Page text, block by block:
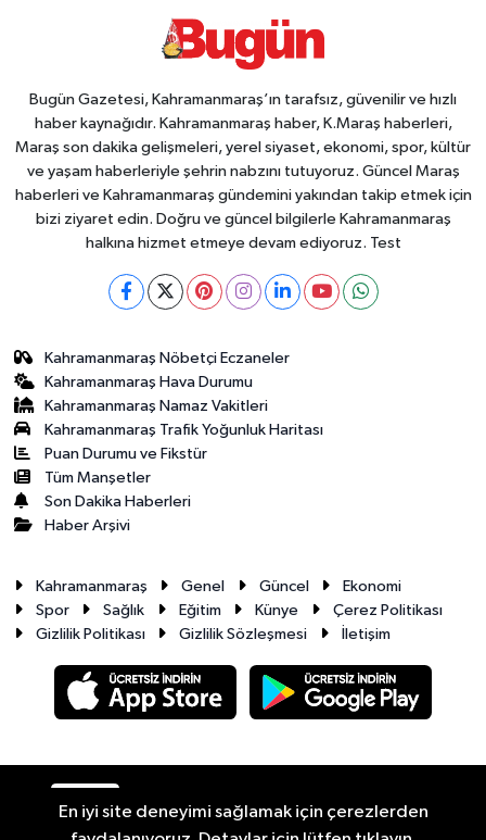
Bugün Gazetesi, Kahramanmaraş’ın tarafsız, güvenilir ve hızlı
haber kaynağıdır. Kahramanmaraş haber, K.Maraş haberleri,
Maraş son dakika gelişmeleri, yerel siyaset, ekonomi, spor, kültür
ve yaşam haberleriyle şehrin nabzını tutuyoruz. Güncel Maraş
haberleri ve Kahramanmaraş gündemini yakından takip etmek için
bizi ziyaret edin. Doğru ve güncel bilgilerle Kahramanmaraş
halkına hizmet etmeye devam ediyoruz. Test
Kahramanmaraş Nöbetçi Eczaneler
Kahramanmaraş Hava Durumu
Kahramanmaraş Namaz Vakitleri
Kahramanmaraş Trafik Yoğunluk Haritası
Puan Durumu ve Fikstür
Tüm Manşetler
Son Dakika Haberleri
Haber Arşivi
Kahramanmaraş Genel Güncel
Ekonomi
Spor
Sağlık Eğitim Künye
Çerez Politikası
Gizlilik Politikası
Gizlilik Sözleşmesi İletişim
En iyi site deneyimi sağlamak için çerezlerden